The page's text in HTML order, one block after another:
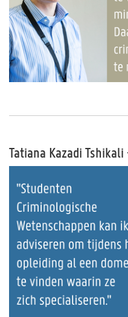
Tatiana Kazadi